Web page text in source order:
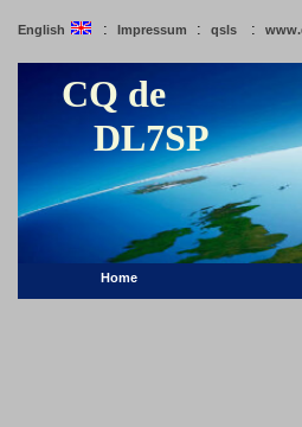
English : Impressum : qsls :
CQ de
DL7SP
Home